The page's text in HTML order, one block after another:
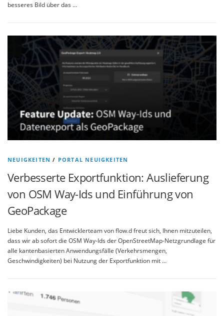
besseres Bild über das …
NEUIGKEITEN / PORTAL NEUIGKEITEN
Verbesserte Exportfunktion: Auslieferung
von OSM Way-Ids und Einführung von
GeoPackage
Liebe Kunden, das Entwicklerteam von flow.d freut sich, Ihnen mitzuteilen,
dass wir ab sofort die OSM Way-Ids der OpenStreetMap-Netzgrundlage für
alle kantenbasierten Anwendungsfälle (Verkehrsmengen,
Geschwindigkeiten) bei Nutzung der Exportfunktion mit …